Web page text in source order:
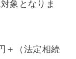
象となりま
＋（法定相続